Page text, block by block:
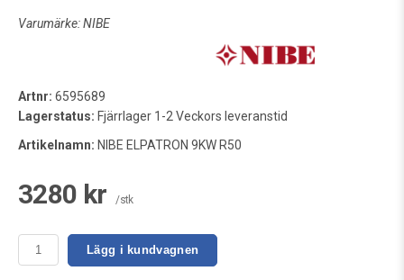
Varumärke:NIBE
Artnr: 6595689
Lagerstatus: Fjärrlager 1-2 Veckors leveranstid
Artikelnamn: NIBE ELPATRON 9KW R50
3280 kr /stk
Lägg i kundvagnen